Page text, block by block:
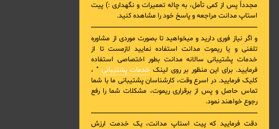
مجدداً پس از کمی تأمل، به چاله تعمیرات و نگهداری :) پیت
استاپ مدانت مراجعه و پاسخ خود را مشاهده کنید.
و اگر نیاز فوری دارید و میخواهید تا بصورت موردی از مشاوره
تلفنی و یا ریموت مدانت استفاده نمایید لازمست تا از
خدمات پشتیبانی سالانه مدانت بطور اختصاصی استفاده
فرمایید. برای این منظور بر روی لینک خدمات پشتیبانی " ،
کلیک فرمایید. در اسرع وقت، کارشناسان پشتیبانی ما با شما
تماس حاصل و پس از برقراری ریموت، مشکلات شما را رفع
رجوع خواهند نمود.
دقت فرمایید که پیت استاپ مدانت، یک خدمت ارزش